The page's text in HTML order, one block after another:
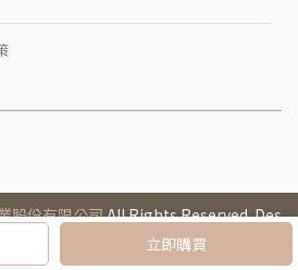
立即購買
股份有限公司All Rights Reserved. Des